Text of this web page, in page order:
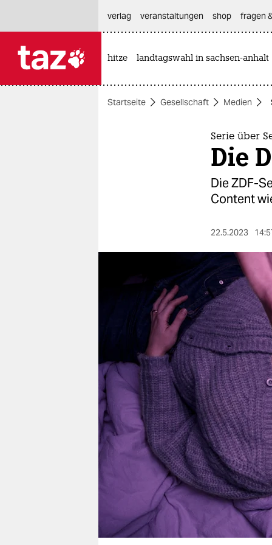
themen
wahrheit
verlag
verlag
veranstaltungen
shop
fragen & hilfe
unterstützen
genossenschaft
verlag
veranstaltungen shop fragen
hitze landtagswahl in sachsen-anhalt
Startseite Gesellschaft Medien
Serie über
Die
Die ZDF-
Content
22.5.2023